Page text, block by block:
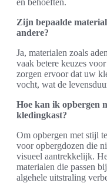
Zijn bepaalde
andere?
Ja, materialen zoals
vaak betere keuzes
zorgen ervoor dat uw
vocht, wat de
Hoe kan ik opbergen
kledingkast?
Om opbergen met stijl
voor opbergdozen die
visueel aantrekkelijk.
materialen die passen
algehele uitstraling